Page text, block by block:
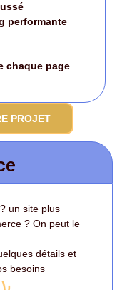
performante
chaque page
PROJET
un site plus
? On peut le
détails et
besoins